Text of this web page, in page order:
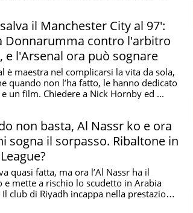
il Manchester City al 97':
Donnarumma contro l'arbitro
e l'Arsenal ora può sognare
è maestra nel complicarsi la vita da sola,
quando non l’ha fatto, le hanno dedicato
un film. Chiedere a Nick Hornby ed ...
non basta, Al Nassr ko e ora
sogna il sorpasso. Ribaltone in
quasi fatta, ma ora l’Al Nassr ha il
e mette a rischio lo scudetto in Arabia
Il club di Riyadh incappa nella prestazione